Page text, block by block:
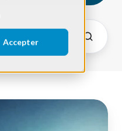
Accepter